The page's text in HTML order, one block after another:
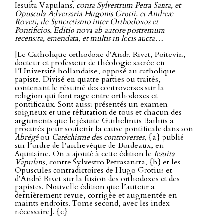
Iesuita Vapulans, conra Sylvestrum Petra Santa, et
Opuscula Adversaria Hugonis Grotii, et Andreæ
Roveti, de Syncretismo inter Orthodoxos et
Pontificios. Editio nova ab autore postremum
recensita, emendata, et multis in locis aucta…
[Le Catholique orthodoxe d’Andr. Rivet, Poitevin,
docteur et professeur de théologie sacrée en
l’Université hollandaise, opposé au catholique
papiste. Divisé en quatre parties ou traités,
contenant le résumé des controverses sur la
religion qui font rage entre orthodoxes et
pontificaux. Sont aussi présentés un examen
soigneux et une réfutation de tous et chacun des
arguments que le jésuite Guilielmus Bailius a
procurés pour soutenir la cause pontificale dans son
Abrégéou Catéchisme des controverses, {a} publié
sur l’ordre de l’archevêque de Bordeaux, en
Aquitaine. On a ajouté à cette édition le Iesuita
Vapulans, contre Sylvestro Petrasancta, {b} et les
Opuscules contradictoires de Hugo Grotius et
d’André Rivet sur la fusion des orthodoxes et des
papistes. Nouvelle édition que l’auteur a
dernièrement revue, corrigée et augmentée en
maints endroits. Tome second, avec les index
nécessaire]. {c}